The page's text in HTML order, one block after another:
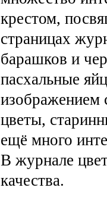
крестом,
страницах
барашков и
пасхальные
изображением
цветы,
ещё много
В журнале
качества.